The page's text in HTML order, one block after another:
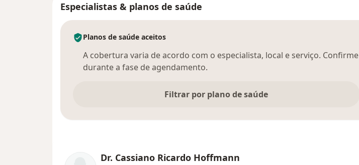
Especialistas & planos de saúde
Planos de saúde aceitos
A cobertura varia de acordo com o especialista, local e serviço. Confirme
durante a fase de agendamento.
Filtrar por plano de saúde
Dr. Cassiano Ricardo Hoffmann